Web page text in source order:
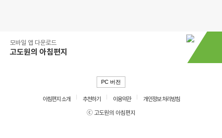
모바일 앱 다운로드
고도원의 아침편지
PC 버전
아침편지 소개 추천하기 이용약관
개인정보 처리방침
ⓒ 고도원의 아침편지